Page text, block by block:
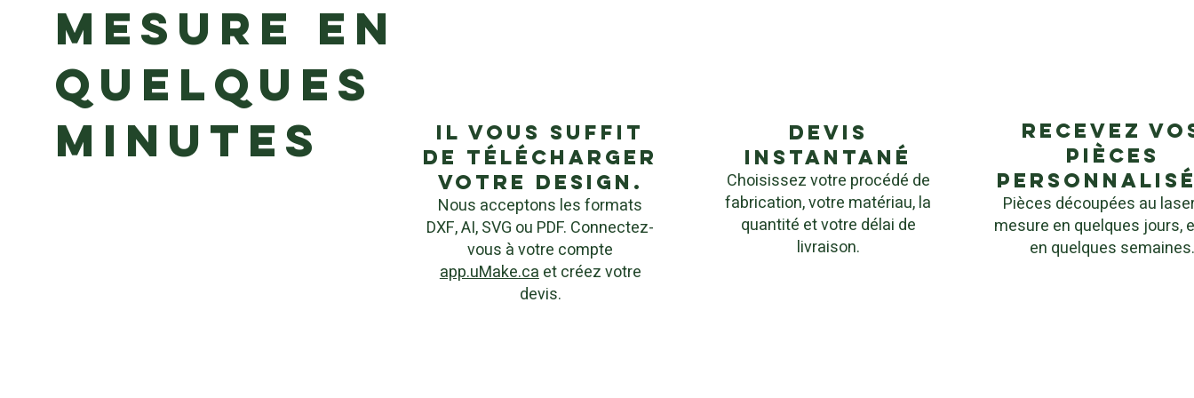
mesure en
quelques
minutes
Il vous suffit
de télécharger
votre design.
Nous acceptons les formats
DXF, AI, SVG ou PDF. Connectez-
vous à votre compte
app.uMake.caet créez votre
devis.
devis
instantané
Choisissez votre procédé de
fabrication, votre matériau, la
quantité et votre délai de
livraison.
Recevez
pièces
Pièces découpées au
mesure en quelques jours,
en quelques